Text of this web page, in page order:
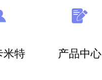
米特 产品中心